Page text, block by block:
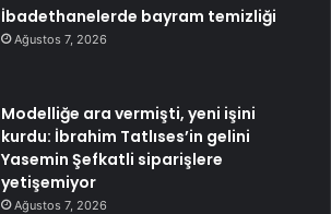
İbadethanelerde bayram temizliği
Ağustos 7, 2026
Modelliğe ara vermişti, yeni işini
kurdu: İbrahim Tatlıses’in gelini
Yasemin Şefkatli siparişlere
yetişemiyor
Ağustos 7, 2026